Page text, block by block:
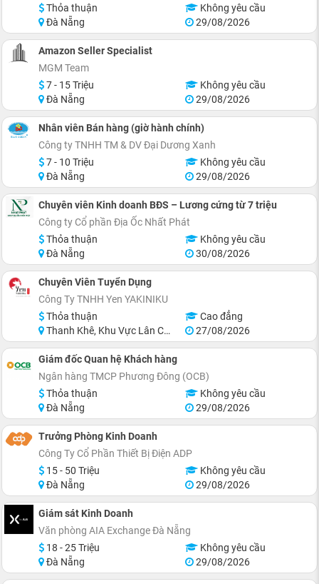
Thỏa thuận
Không yêu cầu
Đà Nẵng
29/08/2026
Amazon Seller Specialist
MGM Team
7 - 15 Triệu
Không yêu cầu
Đà Nẵng
29/08/2026
Nhân viên Bán hàng (giờ hành chính)
Công ty TNHH TM & DV Đại Dương Xanh
7 - 10 Triệu
Không yêu cầu
Đà Nẵng
29/08/2026
Chuyên viên Kinh doanh BĐS – Lương cứng từ 7 triệu
Công ty Cổ phần Địa Ốc Nhất Phát
Thỏa thuận
Không yêu cầu
Đà Nẵng
30/08/2026
Chuyên Viên Tuyển Dụng
Công Ty TNHH Yen YAKINIKU
Thỏa thuận
Cao đẳng
Thanh Khê, Khu Vực Lân Cận Đà Nẵng
27/08/2026
Giám đốc Quan hệ Khách hàng
Ngân hàng TMCP Phương Đông (OCB)
Thỏa thuận
Không yêu cầu
Đà Nẵng
29/08/2026
Trưởng Phòng Kinh Doanh
Công Ty Cổ Phần Thiết Bị Điện ADP
15 - 50 Triệu
Không yêu cầu
Đà Nẵng
29/08/2026
Giám sát Kinh Doanh
Văn phòng AIA Exchange Đà Nẵng
18 - 25 Triệu
Không yêu cầu
Đà Nẵng
29/08/2026